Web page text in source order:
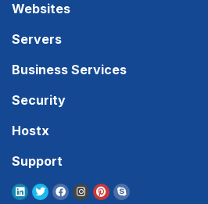
Websites
Servers
Business Services
Security
Hostx
Support